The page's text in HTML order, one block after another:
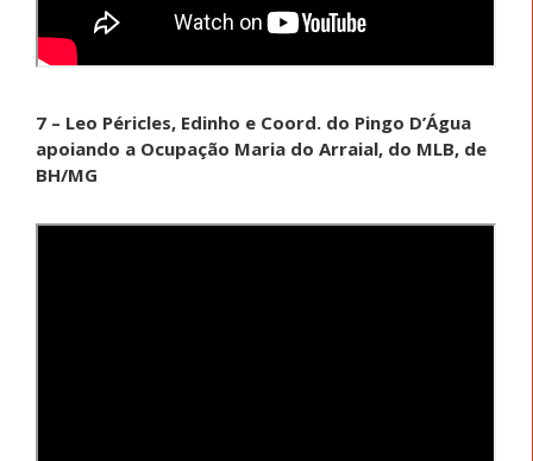
7 – Leo Péricles, Edinho e Coord. do Pingo D’Água
apoiando a Ocupação Maria do Arraial, do MLB, de
BH/MG